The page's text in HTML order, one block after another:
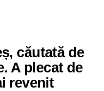
căutată de
A plecat de
revenit